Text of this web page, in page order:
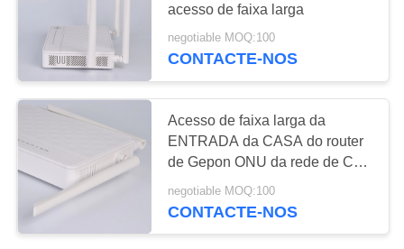
4 OLT portuários
8 OLT portuários
24
acesso de faixa larga
negotiable MOQ:100
CONTACTE-NOS
Acesso de faixa larga da
ENTRADA da CASA do router
de Gepon ONU da rede de Catv
do Triple Play
negotiable MOQ:100
CONTACTE-NOS